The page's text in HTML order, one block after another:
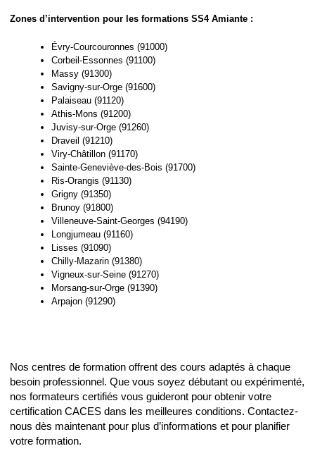
Zones d’intervention pour les formations SS4 Amiante :
Évry-Courcouronnes (91000)
Corbeil-Essonnes (91100)
Massy (91300)
Savigny-sur-Orge (91600)
Palaiseau (91120)
Athis-Mons (91200)
Juvisy-sur-Orge (91260)
Draveil (91210)
Viry-Châtillon (91170)
Sainte-Geneviève-des-Bois (91700)
Ris-Orangis (91130)
Grigny (91350)
Brunoy (91800)
Villeneuve-Saint-Georges (94190)
Longjumeau (91160)
Lisses (91090)
Chilly-Mazarin (91380)
Vigneux-sur-Seine (91270)
Morsang-sur-Orge (91390)
Arpajon (91290)
Nos centres de formation offrent des cours adaptés à chaque
besoin professionnel. Que vous soyez débutant ou expérimenté,
nos formateurs certifiés vous guideront pour obtenir votre
certification CACES dans les meilleures conditions. Contactez-
nous dès maintenant pour plus d’informations et pour planifier
votre formation.